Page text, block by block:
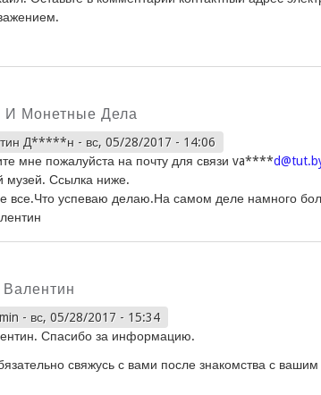
И Монетные Дела
Д*****н - вс, 05/28/2017 - 14:06
мне пожалуйста на почту для связи va****
музей. Ссылка ниже.
все.Что успеваю делаю.На самом деле намного
Валентин
- вс, 05/28/2017 - 15:34
Спасибо за информацию.
свяжусь с вами после знакомства с